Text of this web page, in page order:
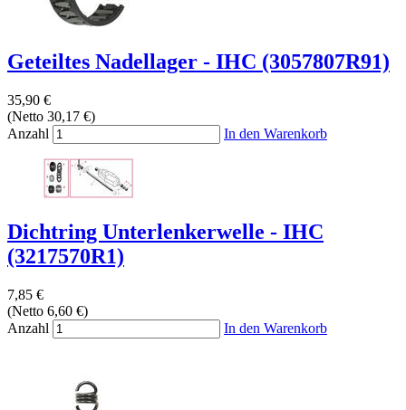
Geteiltes Nadellager - IHC (3057807R91)
35,90 €
(Netto 30,17 €)
Anzahl
In den Warenkorb
Dichtring Unterlenkerwelle - IHC
(3217570R1)
7,85 €
(Netto 6,60 €)
Anzahl
In den Warenkorb